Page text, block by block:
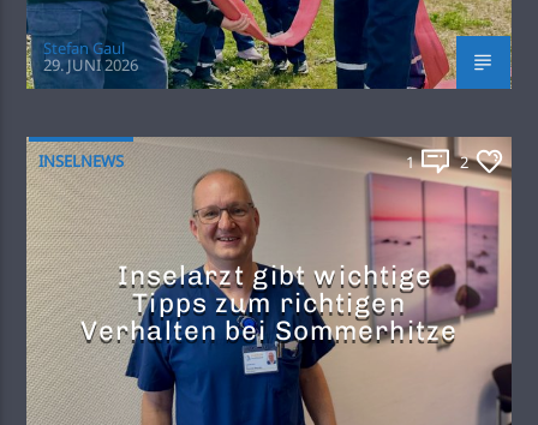
Stefan Gaul
29. JUNI 2026
INSELNEWS 1 2
Inselarzt gibt wichtige
Tipps zum richtigen
Verhalten bei Sommerhitze